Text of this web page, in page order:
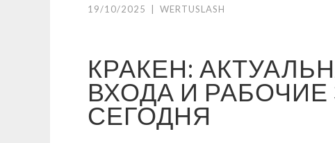
19/10/2025 WERTUSLASH
КРАКЕН:
ВХОДА И РАБОЧИЕ
СЕГОДНЯ